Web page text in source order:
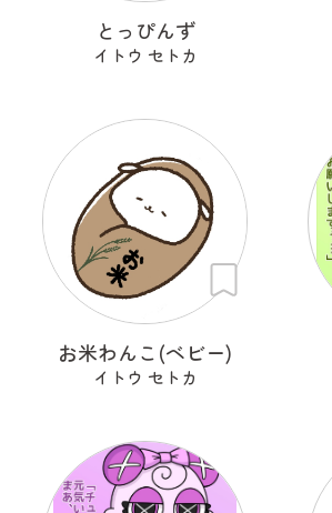
とっぴんず
イトウ セトカ
お米わんこ(ベビー)
イトウ セトカ